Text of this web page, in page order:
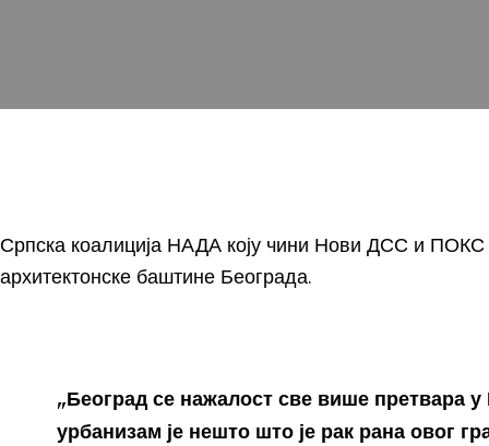
Српска коалиција НАДА коју чини Нови ДСС и ПОКС
архитектонске баштине Београда.
„Београд се нажалост све више претвара у
урбанизам је нешто што је рак рана овог